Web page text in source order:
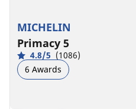
MICHELIN
Primacy 5
4.8/5 (1086)
6 Awards